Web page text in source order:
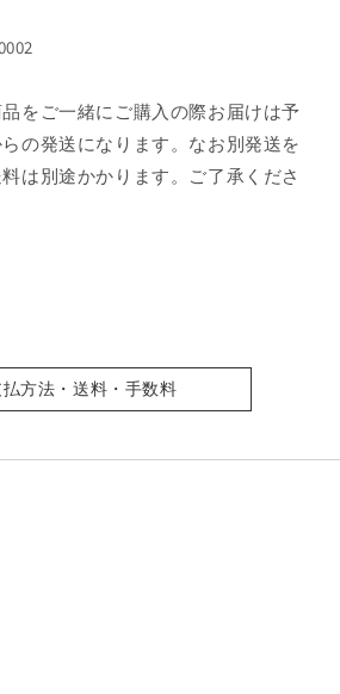
をご一緒にご購入の際お届けは予
の発送になります。なお別発送を
は別途かかります。ご了承くださ
方法・送料・手数料